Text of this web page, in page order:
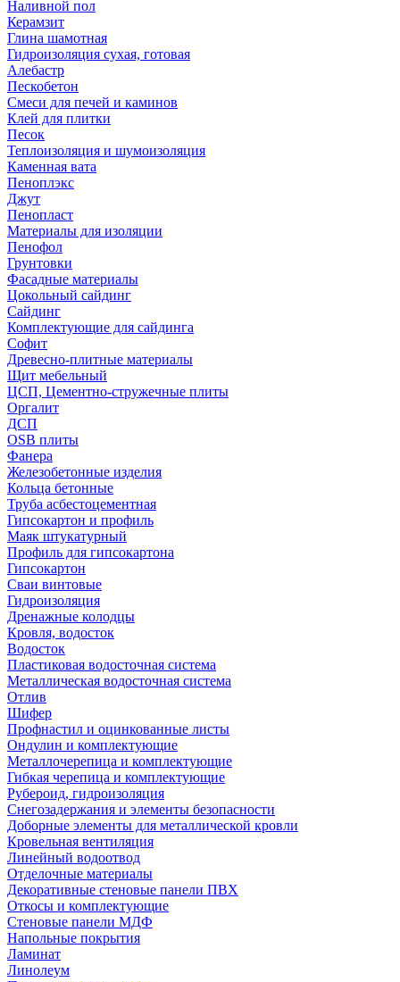
Наливной пол
Керамзит
Глина шамотная
Гидроизоляция сухая, готовая
Алебастр
Пескобетон
Смеси для печей и каминов
Клей для плитки
Песок
Теплоизоляция и шумоизоляция
Каменная вата
Пеноплэкс
Джут
Пенопласт
Материалы для изоляции
Пенофол
Грунтовки
Фасадные материалы
Цокольный сайдинг
Сайдинг
Комплектующие для сайдинга
Софит
Древесно-плитные материалы
Щит мебельный
ЦСП, Цементно-стружечные плиты
Оргалит
ДСП
OSB плиты
Фанера
Железобетонные изделия
Кольца бетонные
Труба асбестоцементная
Гипсокартон и профиль
Маяк штукатурный
Профиль для гипсокартона
Гипсокартон
Сваи винтовые
Гидроизоляция
Дренажные колодцы
Кровля, водосток
Водосток
Пластиковая водосточная система
Металлическая водосточная система
Отлив
Шифер
Профнастил и оцинкованные листы
Ондулин и комплектующие
Металлочерепица и комплектующие
Гибкая черепица и комплектующие
Рубероид, гидроизоляция
Снегозадержания и элементы безопасности
Доборные элементы для металлической кровли
Кровельная вентиляция
Линейный водоотвод
Отделочные материалы
Декоративные стеновые панели ПВХ
Откосы и комплектующие
Стеновые панели МДФ
Напольные покрытия
Ламинат
Линолеум